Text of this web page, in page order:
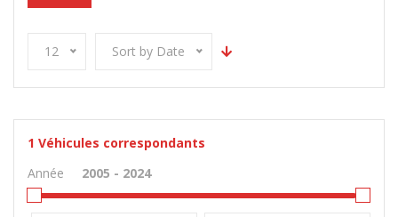
12 Sort by Date
1 Véhicules correspondants
Année